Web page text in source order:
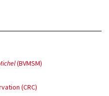
(BVMSM)
(CRC)